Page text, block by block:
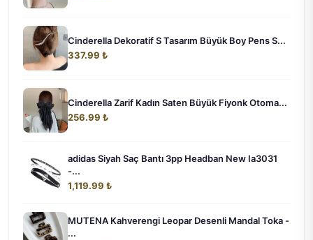
Cinderella Dekoratif S Tasarım Büyük Boy Pens S...
337.99 ₺
Cinderella Zarif Kadın Saten Büyük Fiyonk Otoma...
256.99 ₺
adidas Siyah Saç Bantı 3pp Headban New Ia3031
-...
1,119.99 ₺
MUTENA Kahverengi Leopar Desenli Mandal Toka -
...